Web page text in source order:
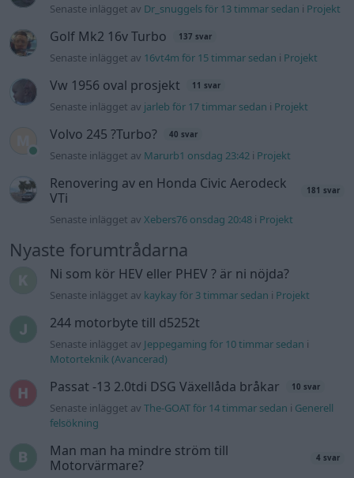
Senaste inlägget av Dr_snuggels för 13 timmar sedan i Projekt
Golf Mk2 16v Turbo 137 svar
Senaste inlägget av 16vt4m för 15 timmar sedan i Projekt
Vw 1956 oval prosjekt 11 svar
Senaste inlägget av jarleb för 17 timmar sedan i Projekt
Volvo 245 ?Turbo? 40 svar
Senaste inlägget av Marurb1 onsdag 23:42 i Projekt
Renovering av en Honda Civic Aerodeck
VTi
181 svar
Senaste inlägget avXebers76 onsdag 20:48 i Projekt
Nyaste forumtrådarna
Ni som kör HEV eller PHEV ? är ni nöjda?
Senaste inlägget av kaykay för 3 timmar sedan i Projekt
244 motorbyte till d5252t
Senaste inlägget av Jeppegaming för 10 timmar sedan i
Motorteknik (Avancerad)
Passat -13 2.0tdi DSG Växellåda bråkar 10 svar
Senaste inlägget avThe-GOAT för 14 timmar sedan i Generell
felsökning
Man man ha mindre ström till
Motorvärmare?
4 svar